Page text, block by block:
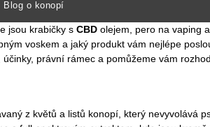
Blog o konopí
jsou krabičky s CBD olejem, pero na vaping
voskem a jaký produkt vám nejlépe
právní rámec a pomůžeme vám
z květů a listů konopí, který nevyvolává